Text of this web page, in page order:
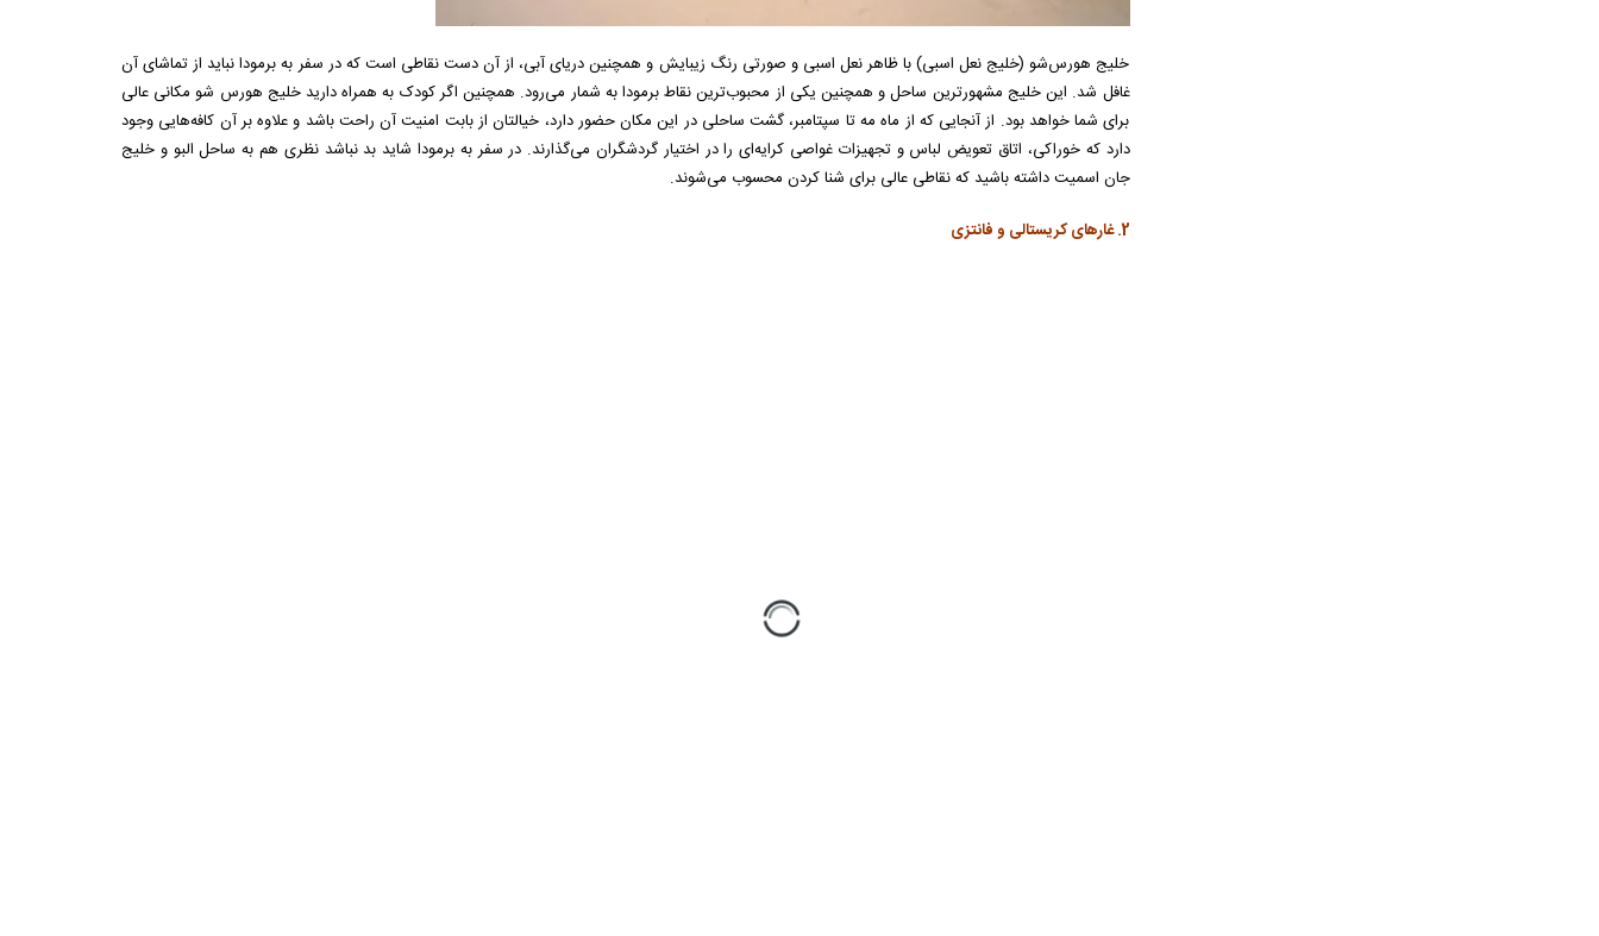
خلیج هورس‌شو (خلیج نعل اسبی) با ظاهر نعل اسبی و صورتی رنگ زیبایش و همچنین دریای آبی، از آن دست نقاطی است که در سفر به برمودا نباید از تماشای آن
غافل شد. این خلیج مشهورترین ساحل و همچنین یکی از محبوب‌ترین نقاط برمودا به شمار می‌رود. همچنین اگر کودک به همراه دارید خلیج هورس شو مکانی عالی
برای شما خواهد بود. از آنجایی که از ماه مه تا سپتامبر، گشت ساحلی در این مکان حضور دارد، خیالتان از بابت امنیت آن راحت باشد و علاوه بر آن کافه‌هایی وجود
دارد که خوراکی، اتاق تعویض لباس و تجهیزات غواصی کرایه‌ای را در اختیار گردشگران می‌گذارند. در سفر به برمودا شاید بد نباشد نظری هم به ساحل البو و خلیج
جان اسمیت داشته باشید که نقاطی عالی برای شنا کردن محسوب می‌شوند.
2. غارهای کریستالی و فانتزی